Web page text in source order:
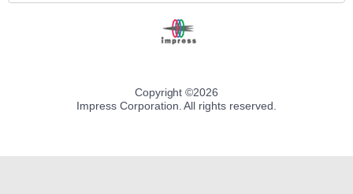
Copyright ©2026
Impress Corporation. All rights reserved.